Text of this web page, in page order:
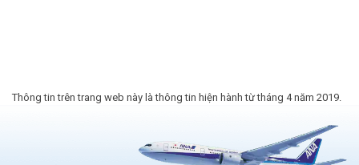
Thông tin trên trang web này là thông tin hiện hành từ tháng 4 năm 2019.